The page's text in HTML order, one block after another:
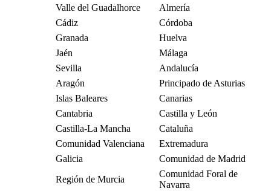
Valle del Guadalhorce
Almería
Cádiz
Córdoba
Granada
Huelva
Jaén
Málaga
Sevilla
Andalucía
Aragón
Principado de Asturias
Islas Baleares
Canarias
Cantabria
Castilla y León
Castilla-La Mancha
Cataluña
Comunidad Valenciana
Extremadura
Galicia
Comunidad de Madrid
Región de Murcia
Comunidad Foral de
Navarra